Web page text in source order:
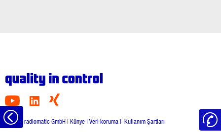
Ana
© HBC-radiomatic GmbH | Künye | Veri koruma | Kullanım Şartları